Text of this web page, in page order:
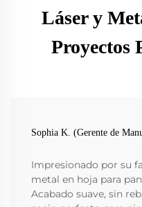
Láser y
Proyectos
Sophia K. (Gerente de
Impresionado por su
metal en hoja para
Acabado suave, sin